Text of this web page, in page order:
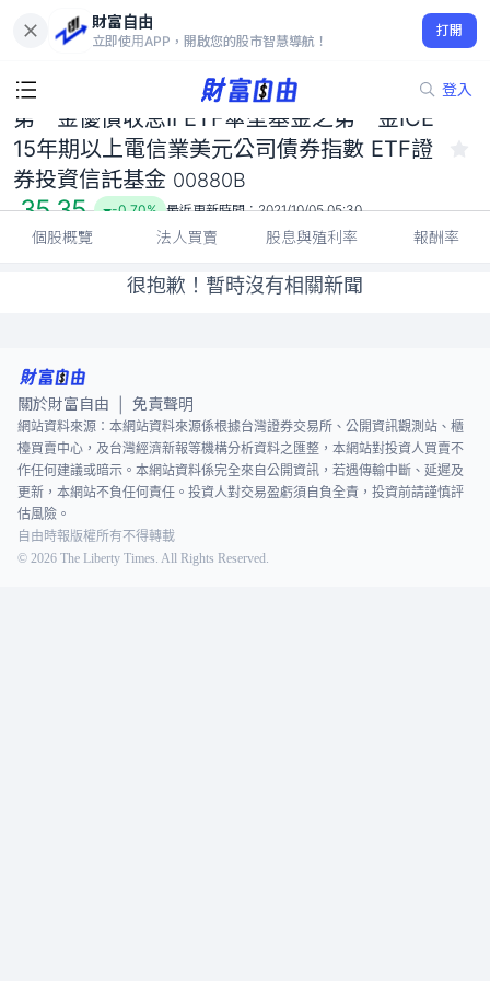
財富自由
立即使用APP，開啟您的股市智慧導航！
打開
登入
第一金優債收息II ETF傘型基金之第一金ICE 15年期以上電信業美
元公司債券指數 ETF證券投資信託基金 00880B
35.35
-0.70%
第一金優債收息II ETF傘型基金之第一金ICE
15年期以上電信業美元公司債券指數 ETF證
券投資信託基金 00880B
35.35 -0.70% 最近更新時間：2021/10/05 05:30
個股概覽 法人買賣 股息與殖利率 報酬率
很抱歉！暫時沒有相關新聞
關於財富自由 免責聲明
網站資料來源：本網站資料來源係根據台灣證券交易所、公開資訊觀測站、櫃
檯買賣中心，及台灣經濟新報等機構分析資料之匯整，本網站對投資人買賣不
作任何建議或暗示。本網站資料係完全來自公開資訊，若遇傳輸中斷、延遲及
更新，本網站不負任何責任。投資人對交易盈虧須自負全責，投資前請謹慎評
估風險。
自由時報版權所有不得轉載
© 2026 The Liberty Times. All Rights Reserved.